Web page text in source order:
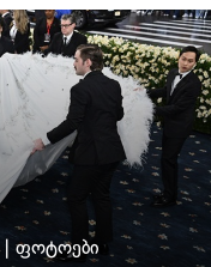
| ფოტოები